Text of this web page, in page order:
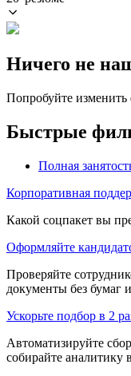
Ничего не
Попробуйте
Быстрые
Полная
Корпоративная
Какой соцпакет вы
Оформляйте
Проверяйте
документы без бумаг
Ускорьте подбор в 2
Автоматизируйте
собирайте аналитику